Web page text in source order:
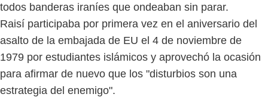
todos banderas iraníes que ondeaban sin parar.
Raisí participaba por primera vez en el aniversario del
asalto de la embajada de EU el 4 de noviembre de
1979 por estudiantes islámicos y aprovechó la ocasión
para afirmar de nuevo que los "disturbios son una
estrategia del enemigo".